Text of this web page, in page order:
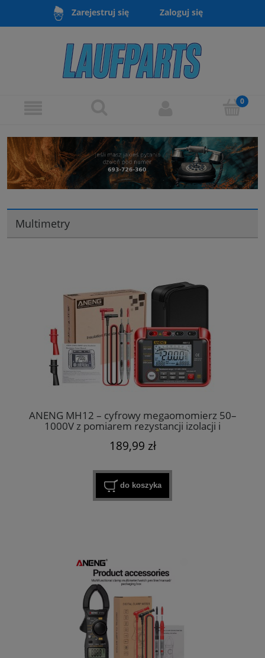
Zarejestruj się Zaloguj się
Multimetry
ANENG MH12 – cyfrowy megaomomierz 50–
1000V z pomiarem rezystancji izolacji i
uziemienia
189,99 zł
do koszyka